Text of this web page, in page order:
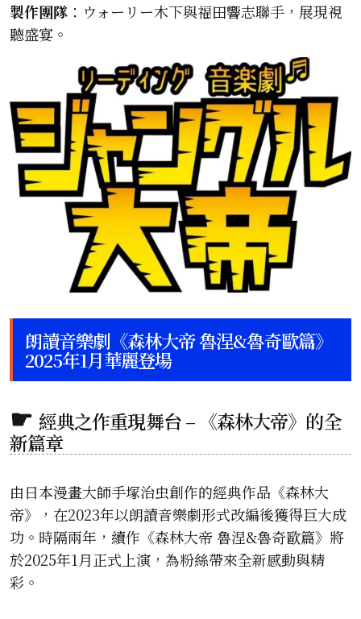
製作團隊 ：ウォーリー木下與福田響志聯手，展現視
聽盛宴。
朗讀音樂劇《森林大帝 魯涅&魯奇歐篇》
2025年1月華麗登場
經典之作重現舞台 – 《森林大帝》的全
新篇章
由日本漫畫大師手塚治虫創作的經典作品《森林大
帝》，在2023年以朗讀音樂劇形式改編後獲得巨大成
功。時隔兩年，續作《森林大帝 魯涅&魯奇歐篇》將
於2025年1月正式上演，為粉絲帶來全新感動與精
彩。